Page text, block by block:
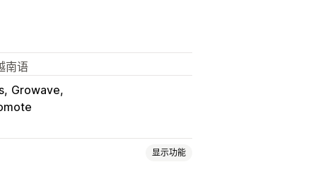
南语
Growave
显示功能